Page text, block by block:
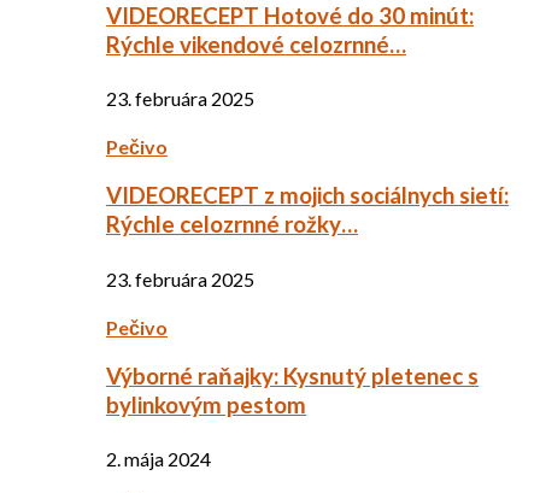
VIDEORECEPT Hotové do 30 minút:
Rýchle vikendové celozrnné…
23. februára 2025
Pečivo
VIDEORECEPT z mojich sociálnych sietí:
Rýchle celozrnné rožky…
23. februára 2025
Pečivo
Výborné raňajky: Kysnutý pletenec s
bylinkovým pestom
2. mája 2024